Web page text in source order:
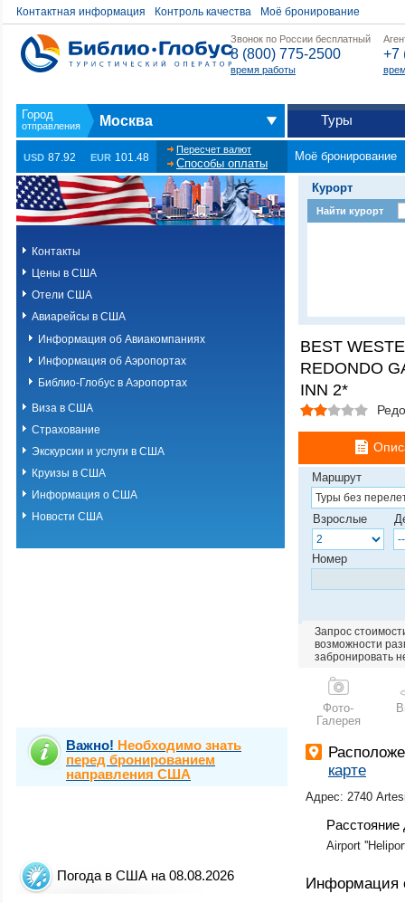
Контактная информация Контроль качества Моё бронирование
Звонок по России бесплатный
8 (800) 775-2500
время работы
+7
Москва Туры
USD 87.92 EUR 101.48
Пересчет валют
Способы оплаты
Моё бронирование
Контакты
Цены в США
Отели США
Авиарейсы в США
Информация об Авиакомпаниях
Информация об Аэропортах
Библио-Глобус в Аэропортах
Виза в США
Страхование
Экскурсии и услуги в США
Круизы в США
Информация о США
Новости США
Важно! Необходимо знать
перед бронированием
направления США
Погода в США на 08.08.2026
Курорт
Найти курорт
BEST
REDONDO
INN 2*
Маршрут
Взрослые
Номер
Запрос
возможности
забронировать
Фото-
Галерея
карте
Адрес: 2740
Расстояние
Airport
Информация